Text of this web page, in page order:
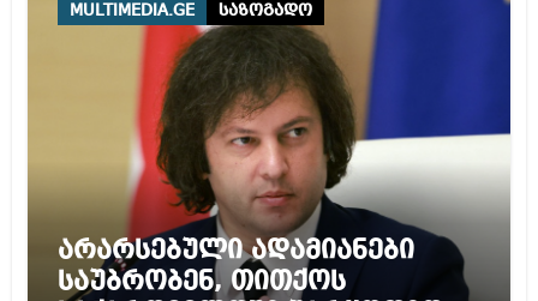
MULTIMEDIA.GE საზოგადო
არარსებული ადამიანები
საუბრობენ, თითქოს